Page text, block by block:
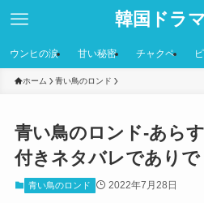
韓国ドラ
ウンヒの涙 甘い秘密 チャクペ
ホーム 青い鳥のロンド
青い鳥のロンド-あら
付きネタバレでありで
青い鳥のロンド 2022年7月28日